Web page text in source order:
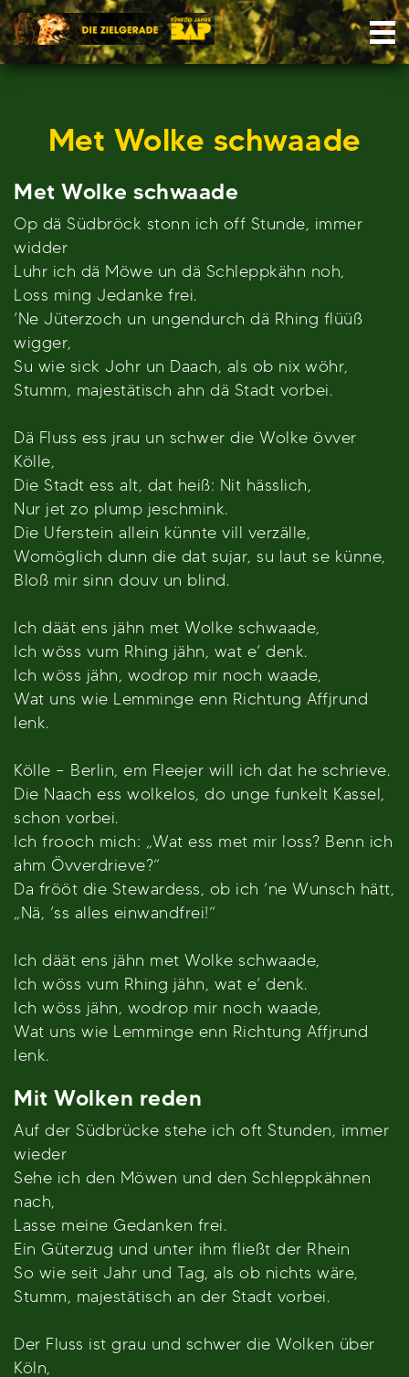
Skip
to
content
Met Wolke schwaade
Met Wolke schwaade
Op dä Südbröck stonn ich off Stunde, immer
widder
Luhr ich dä Möwe un dä Schleppkähn noh,
Loss ming Jedanke frei.
’Ne Jüterzoch un ungendurch dä Rhing flüüß
wigger,
Su wie sick Johr un Daach, als ob nix wöhr,
Stumm, majestätisch ahn dä Stadt vorbei.
Dä Fluss ess jrau un schwer die Wolke övver
Kölle,
Die Stadt ess alt, dat heiß: Nit hässlich,
Nur jet zo plump jeschmink.
Die Uferstein allein künnte vill verzälle,
Womöglich dunn die dat sujar, su laut se künne,
Bloß mir sinn douv un blind.
Ich däät ens jähn met Wolke schwaade,
Ich wöss vum Rhing jähn, wat e’ denk.
Ich wöss jähn, wodrop mir noch waade,
Wat uns wie Lemminge enn Richtung Affjrund
lenk.
Kölle – Berlin, em Fleejer will ich dat he schrieve.
Die Naach ess wolkelos, do unge funkelt Kassel,
schon vorbei.
Ich frooch mich: „Wat ess met mir loss? Benn ich
ahm Övverdrieve?“
Da frööt die Stewardess, ob ich ’ne Wunsch hätt,
„Nä, ’ss alles einwandfrei!“
Ich däät ens jähn met Wolke schwaade,
Ich wöss vum Rhing jähn, wat e’ denk.
Ich wöss jähn, wodrop mir noch waade,
Wat uns wie Lemminge enn Richtung Affjrund
lenk.
Mit Wolken reden
Auf der Südbrücke stehe ich oft Stunden, immer
wieder
Sehe ich den Möwen und den Schleppkähnen
nach,
Lasse meine Gedanken frei.
Ein Güterzug und unter ihm fließt der Rhein
So wie seit Jahr und Tag, als ob nichts wäre,
Stumm, majestätisch an der Stadt vorbei.
Der Fluss ist grau und schwer die Wolken über
Köln,